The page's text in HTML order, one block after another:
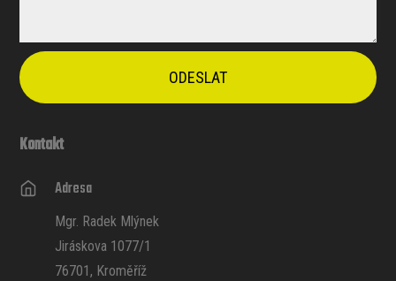
ODESLAT
Kontakt
Adresa
Mgr. Radek Mlýnek
Jiráskova 1077/1
76701, Kroměříž